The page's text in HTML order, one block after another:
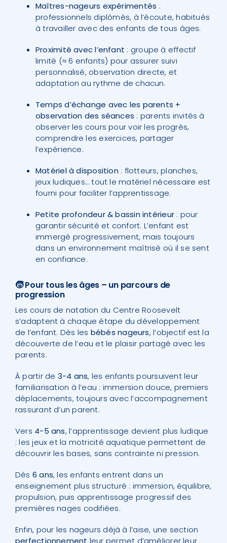
Maîtres-nageurs expérimentés :
professionnels diplômés, à l’écoute, habitués
à travailler avec des enfants de tous âges.
Proximité avec l’enfant : groupe à effectif
limité (≈ 6 enfants) pour assurer suivi
personnalisé, observation directe, et
adaptation au rythme de chacun.
Temps d’échange avec les parents +
observation des séances : parents invités à
observer les cours pour voir les progrès,
comprendre les exercices, partager
l’expérience.
Matériel à disposition : flotteurs, planches,
jeux ludiques… tout le matériel nécessaire est
fourni pour faciliter l’apprentissage.
Petite profondeur & bassin intérieur : pour
garantir sécurité et confort. L’enfant est
immergé progressivement, mais toujours
dans un environnement maîtrisé où il se sent
en confiance.
🧒 Pour tous les âges – un parcours de
progression
Les cours de natation du Centre Roosevelt
s’adaptent à chaque étape du développement
de l’enfant. Dès les bébés nageurs, l’objectif est la
découverte de l’eau et le plaisir partagé avec les
parents.
À partir de 3-4 ans, les enfants poursuivent leur
familiarisation à l’eau : immersion douce, premiers
déplacements, toujours avec l’accompagnement
rassurant d’un parent.
Vers 4-5 ans, l’apprentissage devient plus ludique
: les jeux et la motricité aquatique permettent de
découvrir les bases, sans contrainte ni pression.
Dès 6 ans, les enfants entrent dans un
enseignement plus structuré : immersion, équilibre,
propulsion, puis apprentissage progressif des
premières nages codifiées.
Enfin, pour les nageurs déjà à l’aise, une section
perfectionnement leur permet d’améliorer leur